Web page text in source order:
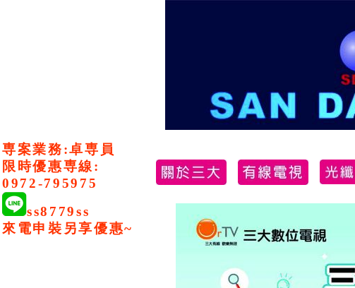
専案業務:卓専員
限時優惠専線:
0972-795975
ss8779ss
來電申裝另享優惠~